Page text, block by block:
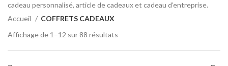
cadeau personnalisé, article de cadeaux et cadeau d’entreprise.
Accueil
COFFRETS CADEAUX
Affichage de 1–12 sur 88 résultats